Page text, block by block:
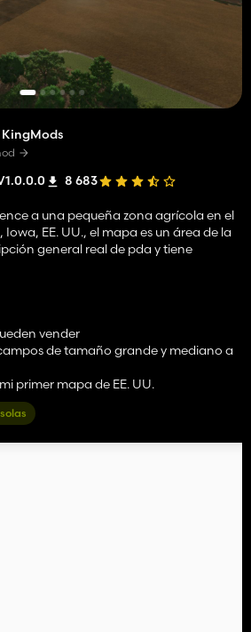
8 683
a una pequeña zona agrícola en el
EE. UU., el mapa es un área de la
general real de pda y tiene
vender
de tamaño grande y mediano a
primer mapa de EE. UU.